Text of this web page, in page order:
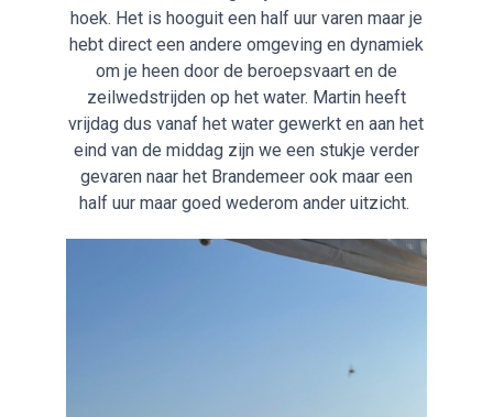
hoek. Het is hooguit een half uur varen maar je
hebt direct een andere omgeving en dynamiek
om je heen door de beroepsvaart en de
zeilwedstrijden op het water. Martin heeft
vrijdag dus vanaf het water gewerkt en aan het
eind van de middag zijn we een stukje verder
gevaren naar het Brandemeer ook maar een
half uur maar goed wederom ander uitzicht.